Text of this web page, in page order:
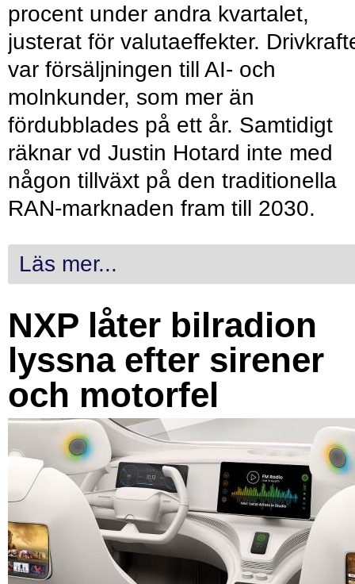
procent under andra kvartalet,
justerat för valutaeffekter.
var försäljningen till AI- och
molnkunder, som mer än
fördubblades på ett år. Samtidigt
räknar vd Justin Hotard inte med
någon tillväxt på den traditionella
RAN-marknaden fram till 2030.
Läs mer...
NXP låter bilradion
lyssna efter sirener
och motorfel